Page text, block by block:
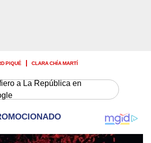
PIQUÉ CLARA CHÍA MARTÍ
a La República en